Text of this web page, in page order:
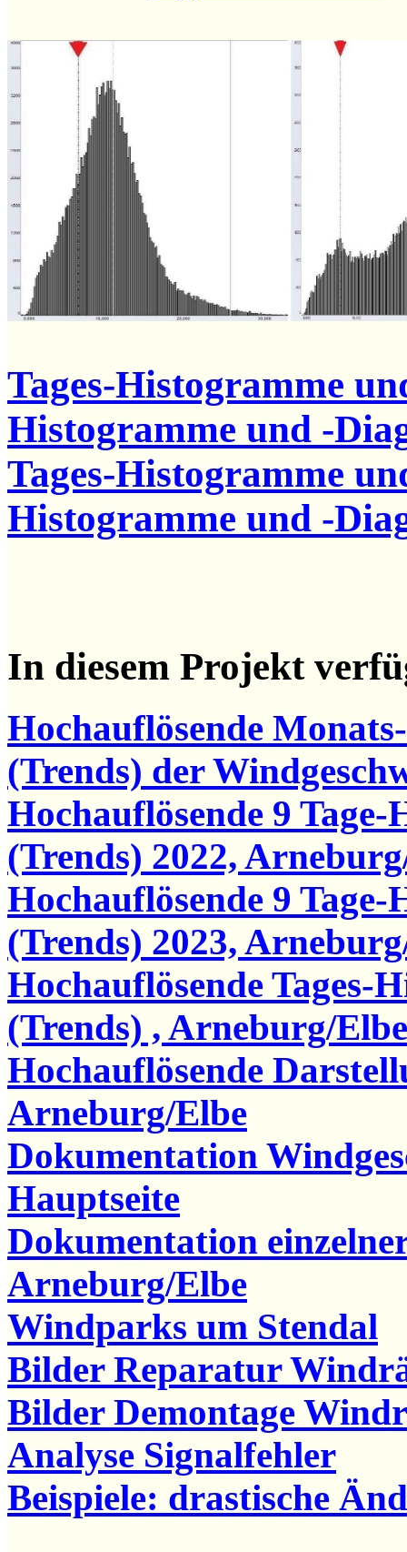
Tages-Histogramme
Histogramme und -
Tages-Histogramme
Histogramme und -
In diesem Projekt
Hochauflösende
(Trends) der
Hochauflösende 9
(Trends) 2022,
Hochauflösende 9
(Trends) 2023,
Hochauflösende Tages-
(Trends) , Arneburg/Elbe
Hochauflösende
Arneburg/Elbe
Dokumentation
Hauptseite
Dokumentation
Arneburg/Elbe
Windparks um Stendal
Bilder Reparatur
Bilder Demontage
Analyse Signalfehler
Beispiele: drastische